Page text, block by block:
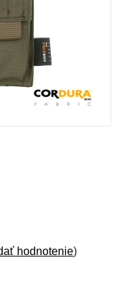
hodnotenie)